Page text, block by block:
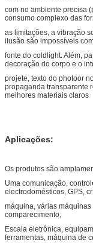
com no ambiente precisa
consumo complexo das
as limitações, a vibração
ilusão são impossíveis
fonte do coldlight. Além,
decoração do corpo e o
projete, texto do photoor
propaganda transparente
melhores materiais claros
Aplicações:
Os produtos são
Uma comunicação,
electrodomésticos, GPS,
máquina, várias
comparecimento,
Escala eletrônica,
ferramentas, máquina de